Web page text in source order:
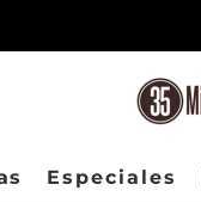
Especiales